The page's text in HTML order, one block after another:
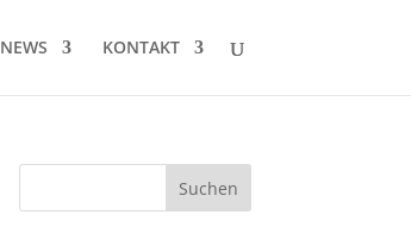
NEWS KONTAKT